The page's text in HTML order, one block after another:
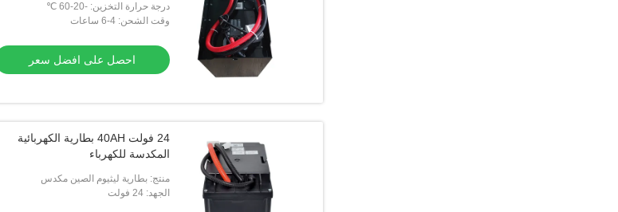
درجة حرارة التخزين: -20-60 ℃
وقت الشحن: 4-6 ساعات
احصل على افضل سعر
24 فولت 40AH بطارية الكهربائية
المكدسة للكهرباء
منتج: بطارية ليثيوم الصين مكدس
الجهد: 24 فولت